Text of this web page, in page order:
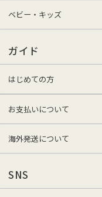
ベビー・キッズ
ガイド
はじめての方
お支払いについて
海外発送について
SNS